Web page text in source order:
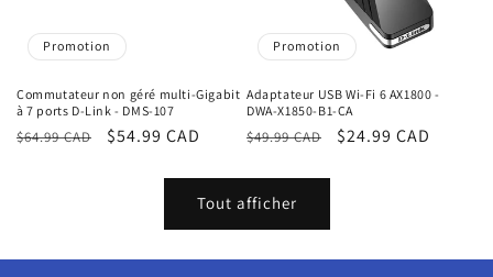
Promotion
Commutateur non géré multi-Gigabit
à 7 ports D-Link - DMS-107
Prix
$64.99 CAD
Prix
$54.99 CAD
Promotion
Adaptateur USB Wi-Fi 6 AX1800 -
DWA-X1850-B1-CA
Prix
$49.99 CAD
Prix
$24.99 CAD
Tout afficher